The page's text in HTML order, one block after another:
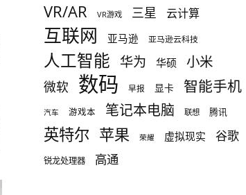
VR/AR VR游戏 三星 云计算
互联网 亚马逊 亚马逊云科技
人工智能 华为 华硕 小米
微软 数码 早报 显卡 智能手机
汽车 游戏本 笔记本电脑 联想 腾讯
英特尔 苹果 荣耀 虚拟现实 谷歌
锐龙处理器 高通